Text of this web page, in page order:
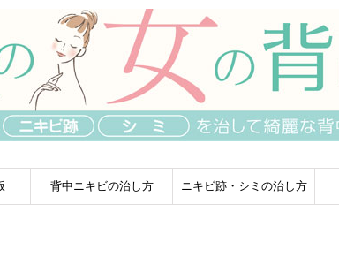
背中ニキビの治し方 ニキビ跡・シミの治し方